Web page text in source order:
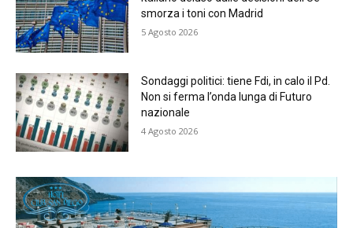
smorza i toni con Madrid
5 Agosto 2026
Sondaggi politici: tiene Fdi, in calo il Pd.
Non si ferma l’onda lunga di Futuro
nazionale
4 Agosto 2026